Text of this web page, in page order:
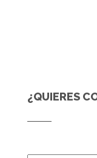
¿QUIERES